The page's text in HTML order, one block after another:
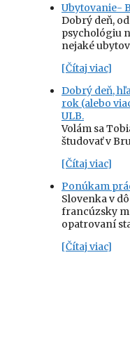
Ubytovanie-
Dobrý deň,
psychológiu
nejaké
[Čítaj viac]
Dobrý deň,
rok (alebo
ULB.
Volám sa
študovať v
[Čítaj viac]
Ponúkam
Slovenka v
francúzsky
opatrovaní
[Čítaj viac]